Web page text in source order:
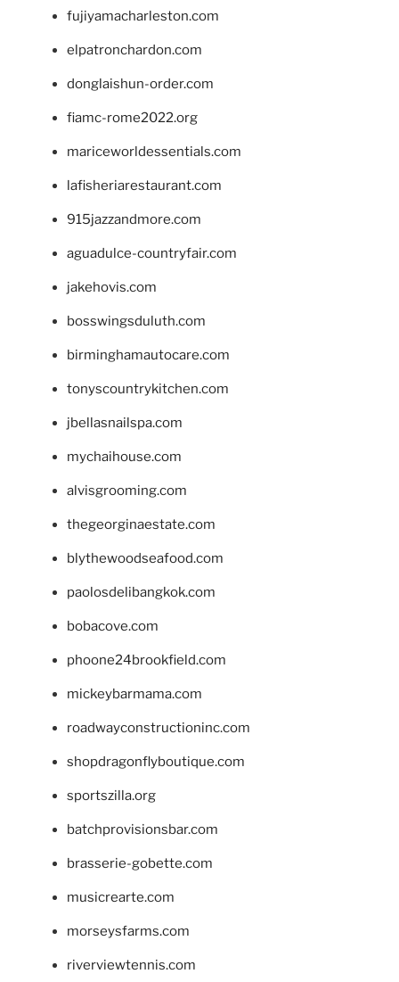
fujiyamacharleston.com
elpatronchardon.com
donglaishun-order.com
fiamc-rome2022.org
mariceworldessentials.com
lafisheriarestaurant.com
915jazzandmore.com
aguadulce-countryfair.com
jakehovis.com
bosswingsduluth.com
birminghamautocare.com
tonyscountrykitchen.com
jbellasnailspa.com
mychaihouse.com
alvisgrooming.com
thegeorginaestate.com
blythewoodseafood.com
paolosdelibangkok.com
bobacove.com
phoone24brookfield.com
mickeybarmama.com
roadwayconstructioninc.com
shopdragonflyboutique.com
sportszilla.org
batchprovisionsbar.com
brasserie-gobette.com
musicrearte.com
morseysfarms.com
riverviewtennis.com